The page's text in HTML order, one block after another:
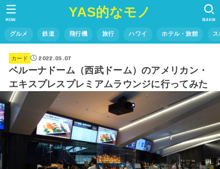
YAS的なモノ
グルメ 鉄道 飛行機 旅行 ハワイ ホテル・旅館
SEARCH
MENU
カード 2022.05.07
ベルーナドーム（西武ドーム）のアメリカン・
エキスプレスプレミアムラウンジに行ってみた